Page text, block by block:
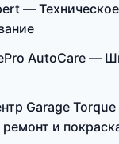
— Техническое
AutoCare —
Garage
и